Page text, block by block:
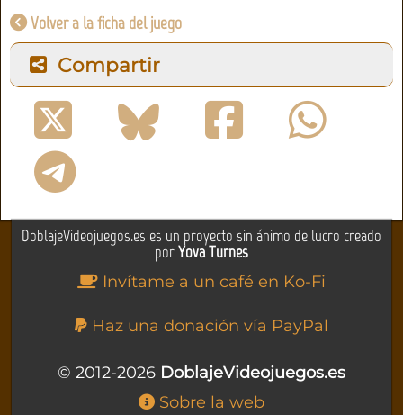
Volver a la ficha del juego
Compartir
DoblajeVideojuegos.es es un proyecto sin ánimo de lucro creado
porYova Turnes
Invítame a un café en Ko-Fi
Haz una donación vía PayPal
© 2012-2026 DoblajeVideojuegos.es
Sobre la web